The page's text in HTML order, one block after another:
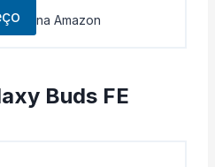
na Amazon
Buds FE